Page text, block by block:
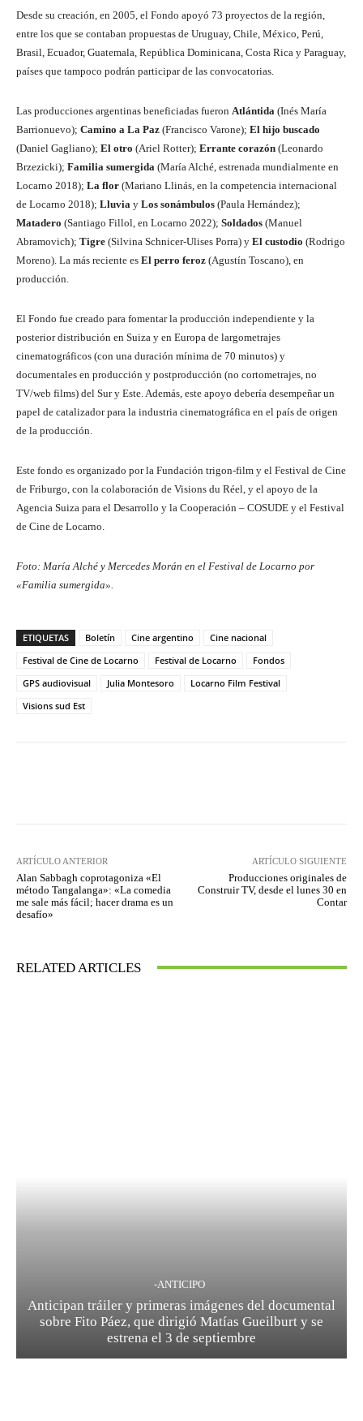
Desde su creación, en 2005, el Fondo apoyó 73 proyectos de la región,
entre los que se contaban propuestas de Uruguay, Chile, México, Perú,
Brasil, Ecuador, Guatemala, República Dominicana, Costa Rica y Paraguay,
países que tampoco podrán participar de las convocatorias.
Las producciones argentinas beneficiadas fueron Atlántida (Inés María
Barrionuevo); Camino a La Paz (Francisco Varone); El hijo buscado
(Daniel Gagliano); El otro (Ariel Rotter); Errante corazón (Leonardo
Brzezicki); Familia sumergida (María Alché, estrenada mundialmente en
Locarno 2018); La flor (Mariano Llinás, en la competencia internacional
de Locarno 2018); Lluvia y Los sonámbulos (Paula Hernández);
Matadero (Santiago Fillol, en Locarno 2022); Soldados (Manuel
Abramovich); Tigre (Silvina Schnicer-Ulises Porra) y El custodio (Rodrigo
Moreno). La más reciente es El perro feroz (Agustín Toscano), en
producción.
El Fondo fue creado para fomentar la producción independiente y la
posterior distribución en Suiza y en Europa de largometrajes
cinematográficos (con una duración mínima de 70 minutos) y
documentales en producción y postproducción (no cortometrajes, no
TV/web films) del Sur y Este. Además, este apoyo debería desempeñar un
papel de catalizador para la industria cinematográfica en el país de origen
de la producción.
Este fondo es organizado por la Fundación trigon-film y el Festival de Cine
de Friburgo, con la colaboración de Visions du Réel, y el apoyo de la
Agencia Suiza para el Desarrollo y la Cooperación – COSUDE y el Festival
de Cine de Locarno.
Foto: María Alché y Mercedes Morán en el Festival de Locarno por
«Familia sumergida».
ETIQUETAS Boletín Cine argentino
Cine nacional
Festival de Cine de Locarno
Festival de Locarno
Fondos
GPS audiovisual
Julia Montesoro
Locarno Film Festival
Visions sud Est
ARTÍCULO ANTERIOR
Alan Sabbagh coprotagoniza «El
método Tangalanga»: «La comedia
me sale más fácil; hacer drama es un
desafío»
ARTÍCULO SIGUIENTE
Producciones originales de
Construir TV, desde el lunes 30 en
Contar
RELATED ARTICLES
-ANTICIPO
Anticipan tráiler y primeras imágenes del documental
sobre Fito Páez, que dirigió Matías Gueilburt y se
estrena el 3 de septiembre